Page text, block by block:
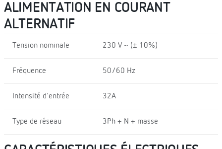
ALIMENTATION EN COURANT
ALTERNATIF
Tension nominale 230 V ~ (± 10%)
Fréquence 50/60 Hz
Intensité d'entrée 32A
Type de réseau 3Ph + N + masse